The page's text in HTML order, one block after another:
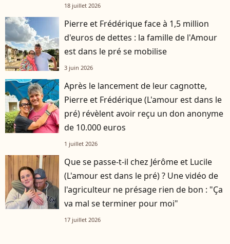
18 juillet 2026
Pierre et Frédérique face à 1,5 million
d'euros de dettes : la famille de l'Amour
est dans le pré se mobilise
3 juin 2026
Après le lancement de leur cagnotte,
Pierre et Frédérique (L'amour est dans le
pré) révèlent avoir reçu un don anonyme
de 10.000 euros
1 juillet 2026
Que se passe-t-il chez Jérôme et Lucile
(L'amour est dans le pré) ? Une vidéo de
l'agriculteur ne présage rien de bon : "Ça
va mal se terminer pour moi"
17 juillet 2026